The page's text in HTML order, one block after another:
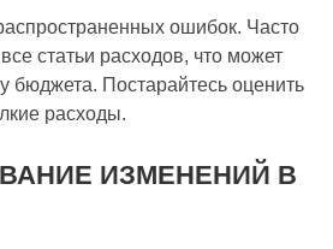
ошибок. Часто
статьи расходов, что может
бюджета. Постарайтесь оценить
расходы.
ИЗМЕНЕНИЙ В